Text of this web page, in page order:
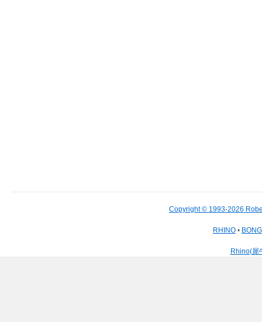
Copyright © 1993-2026
RHINO •
Rhino(犀